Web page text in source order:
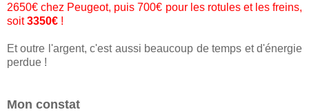
2650€ chez Peugeot, puis 700€ pour les rotules et les freins,
soit3350€ !
Et outre l'argent, c'est aussi beaucoup de temps et d'énergie
perdue !
Mon constat